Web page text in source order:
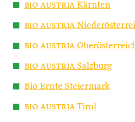
bio austria Kärnten
bio austria
bio austria
bio austria Salzburg
Bio Ernte Steiermark
bio austria Tirol